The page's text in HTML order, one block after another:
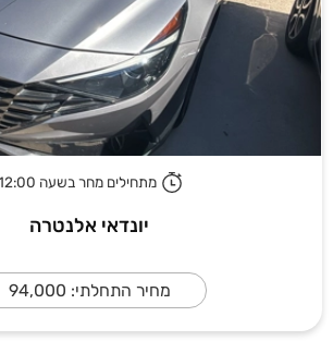
מתחילים מחר בשעה 12:00
יונדאי אלנטרה
מחיר התחלתי: 94,000